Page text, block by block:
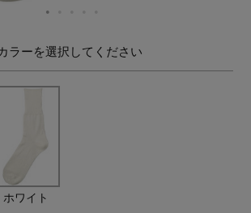
な雨対策グッズ
でしか買えないアイテム
トレンドシルエット
号掲載
チュニック
ーズ
グ・財布
ッグ
ッション小物
フラー・ケープ
フ
リー
セサリー
リング
ジェリー
ーツ
ラーを選択してください
ホワイト